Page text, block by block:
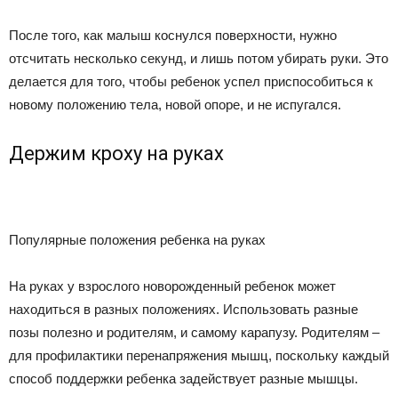
После того, как малыш коснулся поверхности, нужно
отсчитать несколько секунд, и лишь потом убирать руки. Это
делается для того, чтобы ребенок успел приспособиться к
новому положению тела, новой опоре, и не испугался.
Держим кроху на руках
Популярные положения ребенка на руках
На руках у взрослого новорожденный ребенок может
находиться в разных положениях. Использовать разные
позы полезно и родителям, и самому карапузу. Родителям –
для профилактики перенапряжения мышц, поскольку каждый
способ поддержки ребенка задействует разные мышцы.